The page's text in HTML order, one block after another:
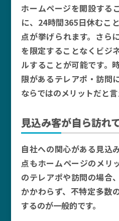
ホームページを開設する
に、24時間365日休むこ
点が挙げられます。さら
を限定することなくビジ
ルすることが可能です。
限があるテレアポ・訪問
ならではのメリットだと言
見込み客が自ら訪れ
自社への関心がある見込
点もホームページのメリ
のテレアポや訪問の場合
かかわらず、不特定多数
するのが一般的です。